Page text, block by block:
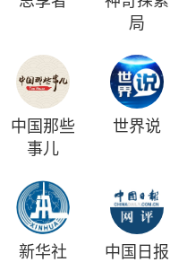
局
中国那些
事儿
世界说
新华社
中国日报